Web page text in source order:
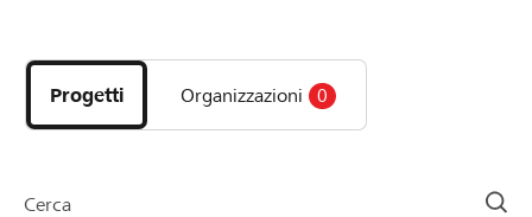
DE FR IT
i
progetti
e
della
Progetti Organizzazioni 0
Cerca